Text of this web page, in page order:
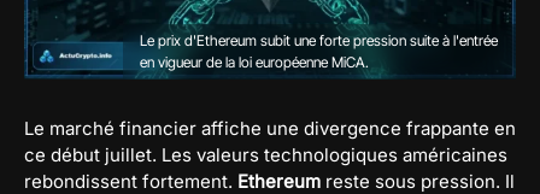
Le prix d'Ethereum subit une forte pression suite à l'entrée
en vigueur de la loi européenne MiCA.
Le marché financier affiche une divergence frappante en
ce début juillet. Les valeurs technologiques américaines
rebondissent fortement. Ethereum reste sous pression. Il